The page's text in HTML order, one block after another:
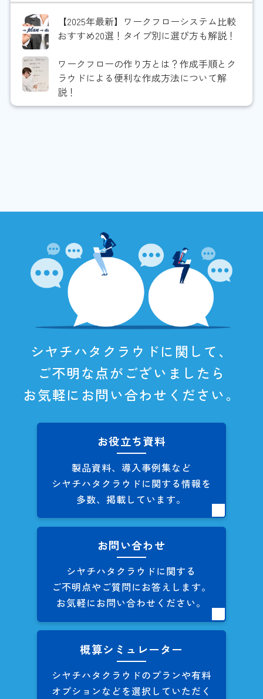
【2025年最新】ワークフローシステム比較
おすすめ20選！タイプ別に選び方も解説！
ワークフローの作り方とは？作成手順とク
ラウドによる便利な作成方法について解
説！
シヤチハタクラウドに関して、
ご不明な点がございましたら
お気軽にお問い合わせください。
お役立ち資料
製品資料、導入事例集など
シヤチハタクラウドに関する情報を
多数、掲載しています。
お問い合わせ
シヤチハタクラウドに関する
ご不明点やご質問にお答えします。
お気軽にお問い合わせください。
概算シミュレーター
シヤチハタクラウドのプランや有料
オプションなどを選択していただく